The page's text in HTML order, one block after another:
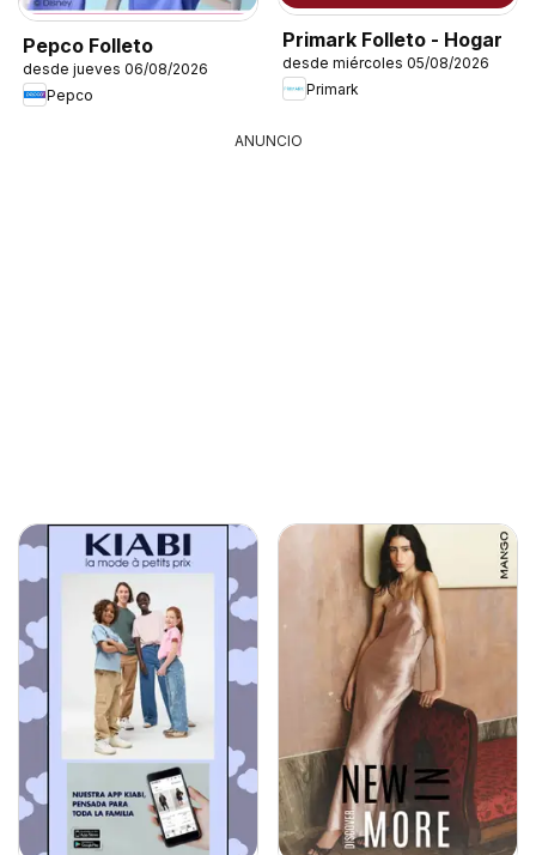
Pepco Folleto
desde jueves 06/08/2026
Pepco
Primark Folleto - Hogar
desde miércoles 05/08/2026
Primark
ANUNCIO